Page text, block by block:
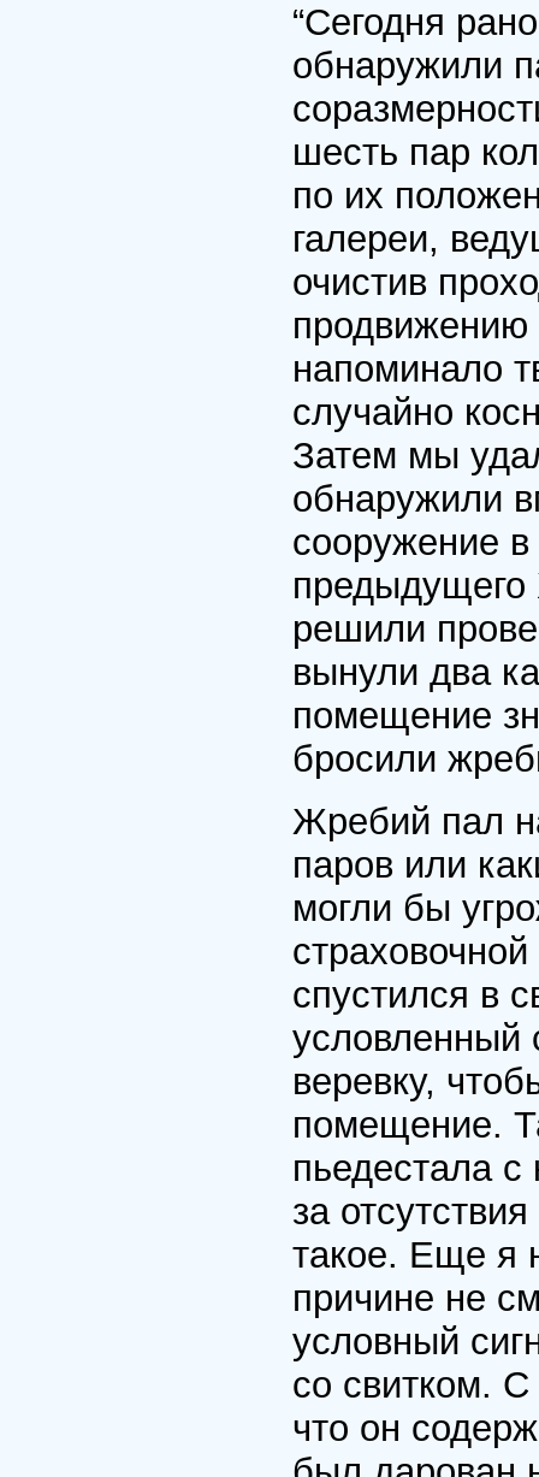
“Сегодня
обнаружили
шесть пар
по их
галереи,
очистив
продвижению
напоминало
случайно
Затем мы
обнаружили
сооружение в
предыдущего
решили
вынули два
помещение
бросили
Жребий пал
паров или
могли бы
спустился в
условленный
веревку,
помещение.
пьедестала
за
такое. Еще я
причине не
условный
со свитком.
что он